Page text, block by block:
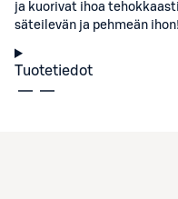
ja kuorivat ihoa
säteilevän ja pehmeän ihon!
Tuotetiedot